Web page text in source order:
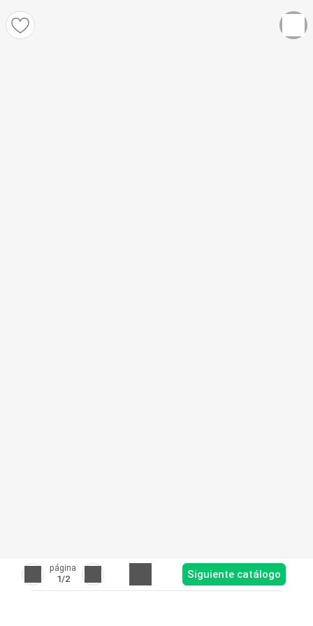
página
1/2 Siguiente catálogo